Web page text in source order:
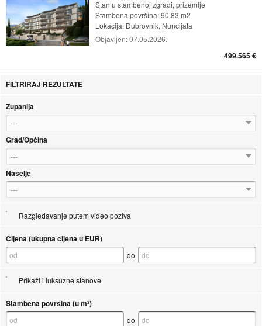
Stan u stambenoj zgradi, prizemlje
Stambena površina: 90.83 m2
Lokacija: Dubrovnik, Nuncijata
Objavljen:07.05.2026.
499.565 €
FILTRIRAJ REZULTATE
Županija
---
Grad/Općina
---
Naselje
---
Razgledavanje putem video poziva
Cijena (ukupna cijena u EUR)
do
Prikaži i luksuzne stanove
Stambena površina (u m²)
do